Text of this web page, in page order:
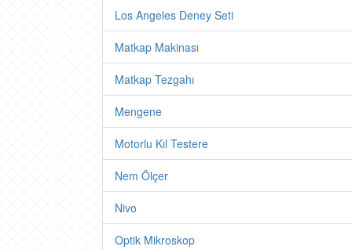
Los Angeles Deney Seti
Matkap Makinası
Matkap Tezgahı
Mengene
Motorlu Kıl Testere
Nem Ölçer
Nivo
Optik Mikroskop